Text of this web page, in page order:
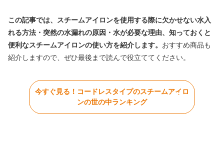
この記事では、スチームアイロンを使用する際に欠かせない水入
れる方法・突然の水漏れの原因・水が必要な理由、知っておくと
便利なスチームアイロンの使い方を紹介します。 おすすめ商品も
紹介しますので、ぜひ最後まで読んで役立ててください。
今すぐ見る！コードレスタイプのスチームアイロ
ンの世の中ランキング